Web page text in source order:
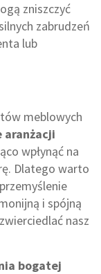
zniszczyć
zabrudzeń
lub
meblowych
aranżacji
wpłynąć na
Dlatego warto
i spójną
nasz
bogatej